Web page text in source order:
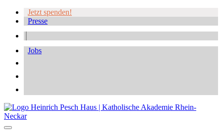
Jetzt spenden!
Presse
Jobs